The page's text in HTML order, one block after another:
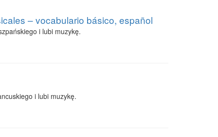
– vocabulario básico, español
i lubi muzykę.
i lubi muzykę.